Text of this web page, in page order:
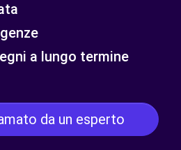
a lungo termine
da un esperto